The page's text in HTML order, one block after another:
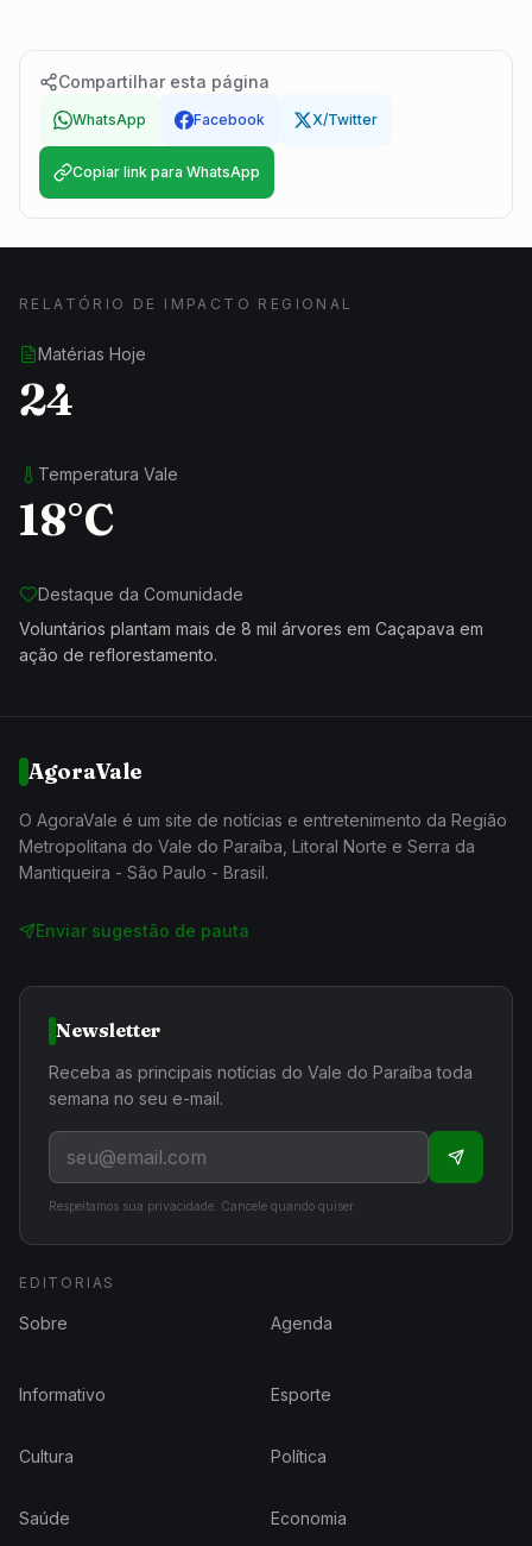
Compartilhar esta página
WhatsApp Facebook X/Twitter
Copiar link para WhatsApp
RELATÓRIO DE IMPACTO REGIONAL
Matérias Hoje
24
Temperatura Vale
18°C
Destaque da Comunidade
Voluntários plantam mais de 8 mil árvores em Caçapava em
ação de reflorestamento.
AgoraVale
O AgoraVale é um site de notícias e entretenimento da Região
Metropolitana do Vale do Paraíba, Litoral Norte e Serra da
Mantiqueira - São Paulo - Brasil.
Enviar sugestão de pauta
Newsletter
Receba as principais notícias do Vale do Paraíba toda
semana no seu e-mail.
Respeitamos sua privacidade. Cancele quando quiser.
EDITORIAS
Sobre Agenda
Informativo Esporte
Cultura Política
Saúde Economia